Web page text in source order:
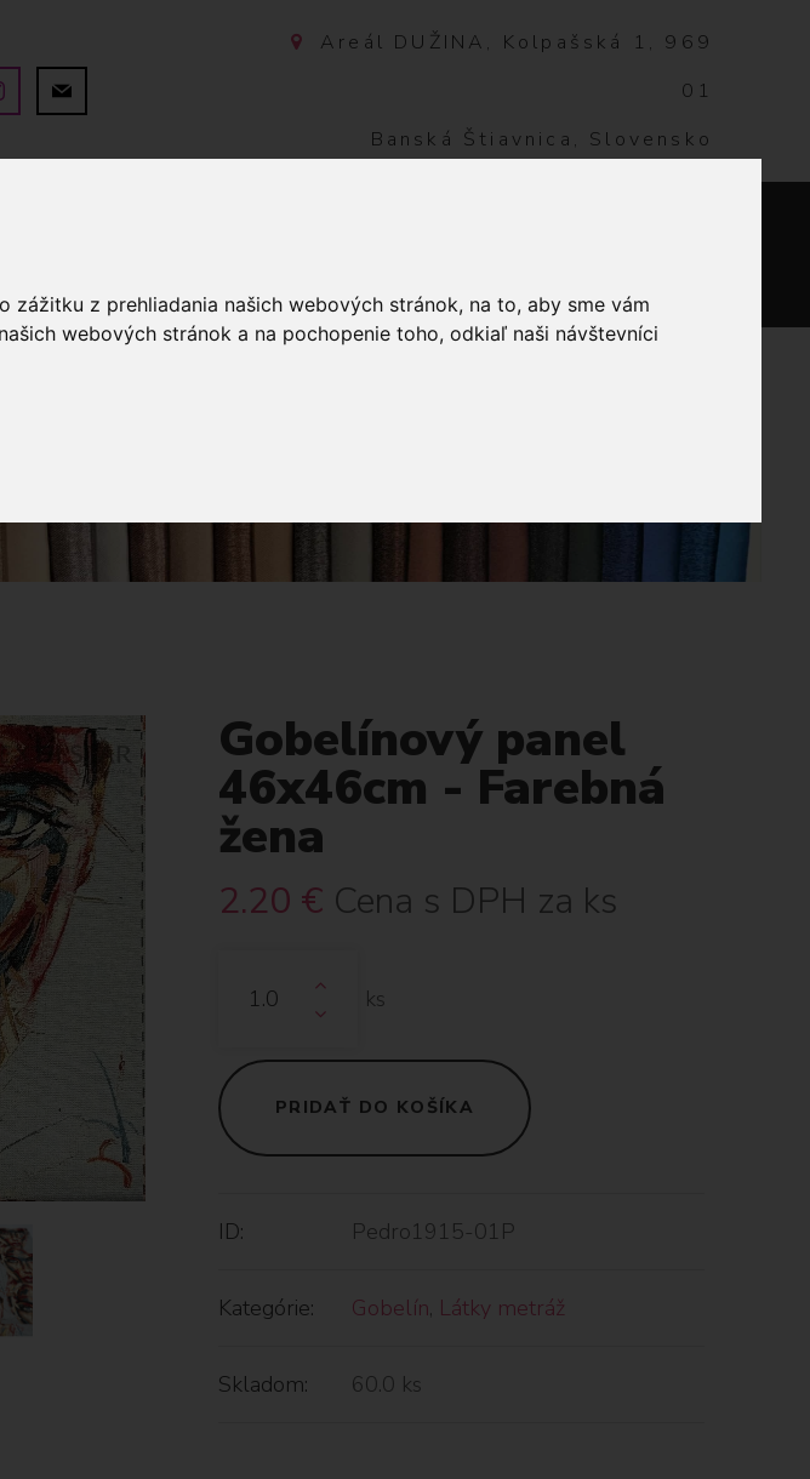
z prehliadania našich webových stránok, na to, aby sme vám
webových stránok a na pochopenie toho, odkiaľ naši návštevníci
Areál DUŽINA, Kolpašská 1, 969
01
Banská Štiavnica, Slovensko
Gobelínový panel
46x46cm - Farebná
žena
2.20 € Cena s DPH za ks
ks
PRIDAŤ DO KOŠÍKA
ID: Pedro1915-01P
Kategórie: Gobelín, Látky metráž
Skladom: 60.0 ks